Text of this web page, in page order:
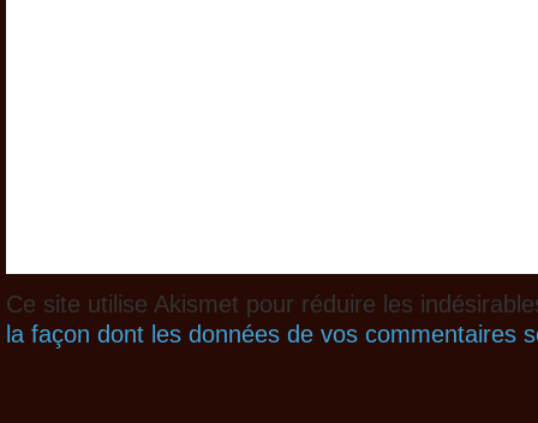
Ce site utilise Akismet pour réduire les
la façon dont les données de vos commentaires